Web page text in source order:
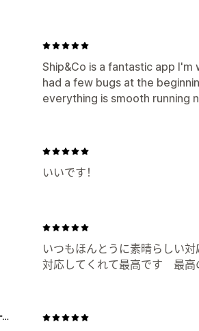
Ship&Co is a fantastic app
had a few bugs at the
everything is smooth running
いいです！
いつもほんとうに素晴らしい
対応してくれて最高です 最
Viccaダブルプレスジュース オンラインストア